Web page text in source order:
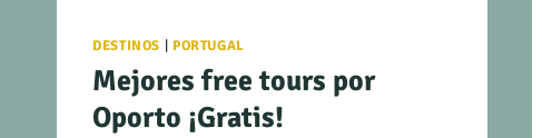
DESTINOS | PORTUGAL
Mejores free tours por
Oporto ¡Gratis!